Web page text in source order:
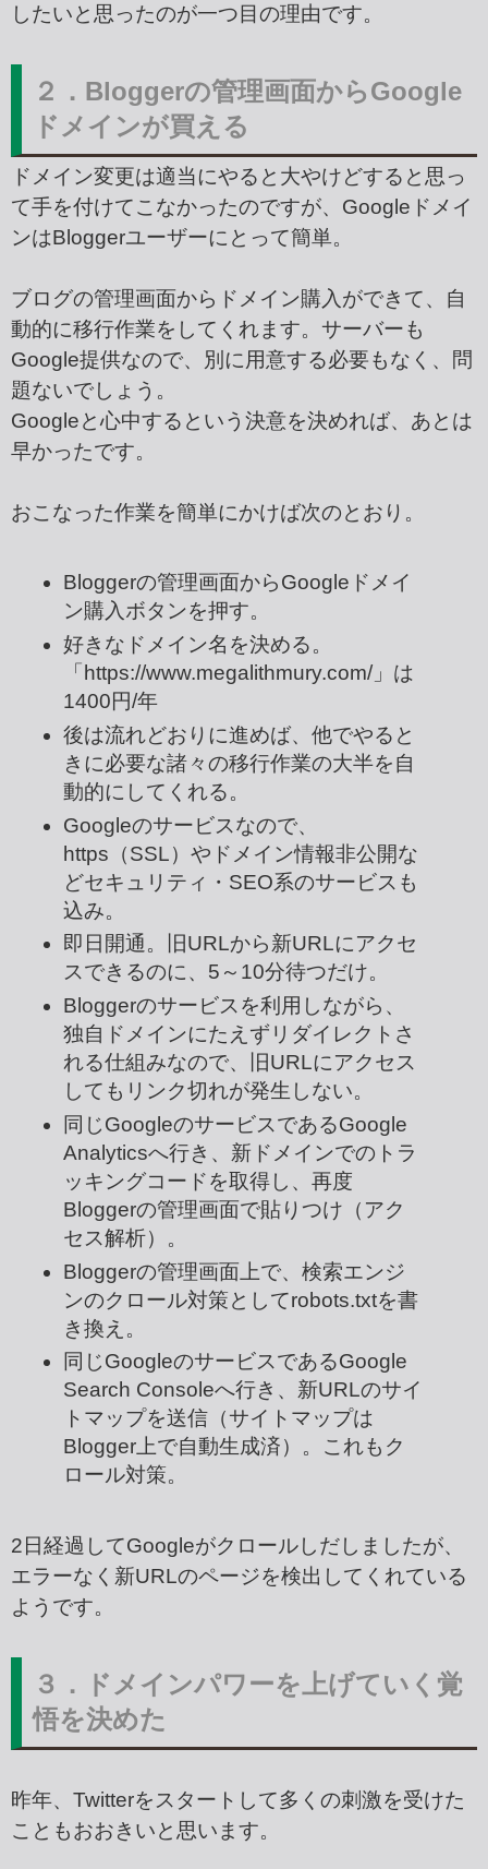
したいと思ったのが一つ目の理由です。
２．Bloggerの管理画面からGoogle
ドメインが買える
ドメイン変更は適当にやると大やけどすると思っ
て手を付けてこなかったのですが、Googleドメイ
ンはBloggerユーザーにとって簡単。
ブログの管理画面からドメイン購入ができて、自
動的に移行作業をしてくれます。サーバーも
Google提供なので、別に用意する必要もなく、問
題ないでしょう。
Googleと心中するという決意を決めれば、あとは
早かったです。
おこなった作業を簡単にかけば次のとおり。
Bloggerの管理画面からGoogleドメイ
ン購入ボタンを押す。
好きなドメイン名を決める。
「https://www.megalithmury.com/」は
1400円/年
後は流れどおりに進めば、他でやると
きに必要な諸々の移行作業の大半を自
動的にしてくれる。
Googleのサービスなので、
https（SSL）やドメイン情報非公開な
どセキュリティ・SEO系のサービスも
込み。
即日開通。旧URLから新URLにアクセ
スできるのに、5～10分待つだけ。
Bloggerのサービスを利用しながら、
独自ドメインにたえずリダイレクトさ
れる仕組みなので、旧URLにアクセス
してもリンク切れが発生しない。
同じGoogleのサービスであるGoogle
Analyticsへ行き、新ドメインでのトラ
ッキングコードを取得し、再度
Bloggerの管理画面で貼りつけ（アク
セス解析）。
Bloggerの管理画面上で、検索エンジ
ンのクロール対策としてrobots.txtを書
き換え。
同じGoogleのサービスであるGoogle
Search Consoleへ行き、新URLのサイ
トマップを送信（サイトマップは
Blogger上で自動生成済）。これもク
ロール対策。
2日経過してGoogleがクロールしだしましたが、
エラーなく新URLのページを検出してくれている
ようです。
３．ドメインパワーを上げていく覚
悟を決めた
昨年、Twitterをスタートして多くの刺激を受けた
こともおおきいと思います。